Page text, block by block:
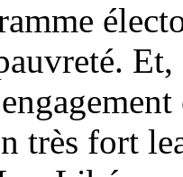
très fort